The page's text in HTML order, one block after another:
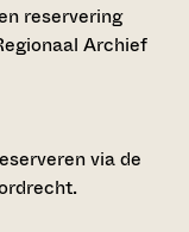
reservering
Archief
via de